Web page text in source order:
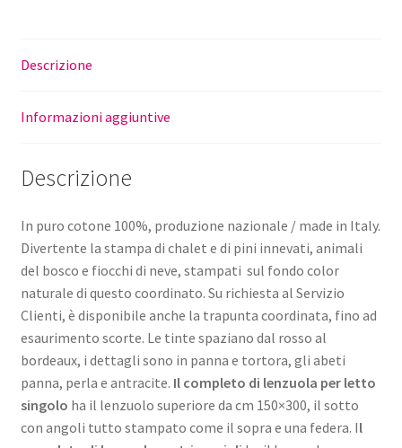
Descrizione
Informazioni aggiuntive
Descrizione
In puro cotone 100%, produzione nazionale / made in Italy.
Divertente la stampa di chalet e di pini innevati, animali
del bosco e fiocchi di neve, stampati sul fondo color
naturale di questo coordinato. Su richiesta al Servizio
Clienti, è disponibile anche la trapunta coordinata, fino ad
esaurimento scorte. Le tinte spaziano dal rosso al
bordeaux, i dettagli sono in panna e tortora, gli abeti
panna, perla e antracite. Il completo di lenzuola per letto
singolo ha il lenzuolo superiore da cm 150×300, il sotto
con angoli tutto stampato come il sopra e una federa. Il